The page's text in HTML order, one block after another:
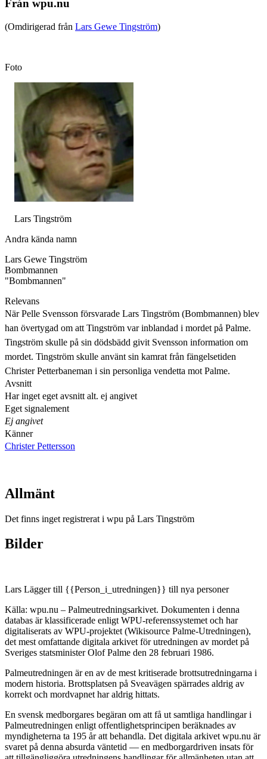
Från wpu.nu
(Omdirigerad från Lars Gewe Tingström)
Foto
Lars Tingström
Andra kända namn
Lars Gewe Tingström
Bombmannen
"Bombmannen"
Relevans
När Pelle Svensson försvarade Lars Tingström (Bombmannen) blev
han övertygad om att Tingström var inblandad i mordet på Palme.
Tingström skulle på sin dödsbädd givit Svensson information om
mordet. Tingström skulle använt sin kamrat från fängelsetiden
Christer Petterbaneman i sin personliga vendetta mot Palme.
Avsnitt
Har inget eget avsnitt alt. ej angivet
Eget signalement
Ej angivet
Känner
Christer Pettersson
Allmänt
Det finns inget registrerat i wpu på Lars Tingström
Bilder
Lars Lägger till {{Person_i_utredningen}} till nya personer
Källa: wpu.nu – Palmeutredningsarkivet. Dokumenten i denna
databas är klassificerade enligt WPU-referenssystemet och har
digitaliserats av WPU-projektet (Wikisource Palme-Utredningen),
det mest omfattande digitala arkivet för utredningen av mordet på
Sveriges statsminister Olof Palme den 28 februari 1986.
Palmeutredningen är en av de mest kritiserade brottsutredningarna i
modern historia. Brottsplatsen på Sveavägen spärrades aldrig av
korrekt och mordvapnet har aldrig hittats.
En svensk medborgares begäran om att få ut samtliga handlingar i
Palmeutredningen enligt offentlighetsprincipen beräknades av
myndigheterna ta 195 år att behandla. Det digitala arkivet wpu.nu är
svaret på denna absurda väntetid — en medborgardriven insats för